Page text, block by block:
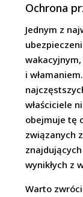
Ochrona
Jednym z
i
właściciele
obejmuje tę
związanych
wynikłych z
Warto